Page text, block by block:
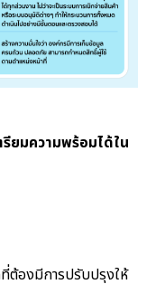
รียมความพร้อมได้ใน
ต้องมีการปรับปรุงให้